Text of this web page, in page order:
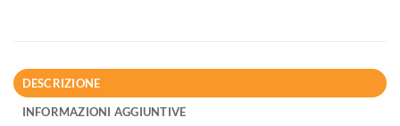
DESCRIZIONE
INFORMAZIONI AGGIUNTIVE